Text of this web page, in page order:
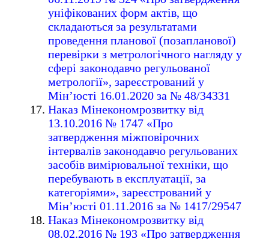
уніфікованих форм актів, що
складаються за результатами
проведення планової (позапланової)
перевірки з метрологічного нагляду у
сфері законодавчо регульованої
метрології», зареєстрований у
Мін’юсті 16.01.2020 за № 48/34331
Наказ Мінекономрозвитку від
13.10.2016 № 1747 «Про
затвердження міжповірочних
інтервалів законодавчо регульованих
засобів вимірювальної техніки, що
перебувають в експлуатації, за
категоріями», зареєстрований у
Мін’юсті 01.11.2016 за № 1417/29547
Наказ Мінекономрозвитку від
08.02.2016 № 193 «Про затвердження